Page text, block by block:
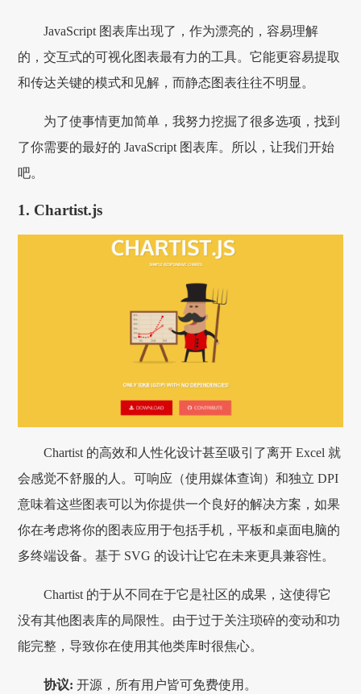
JavaScript 图表库出现了，作为漂亮的，容易理解
的，交互式的可视化图表最有力的工具。它能更容易提取
和传达关键的模式和见解，而静态图表往往不明显。
为了使事情更加简单，我努力挖掘了很多选项，找到
了你需要的最好的 JavaScript 图表库。所以，让我们开始
吧。
1. Chartist.js
Chartist 的高效和人性化设计甚至吸引了离开 Excel 就
会感觉不舒服的人。可响应（使用媒体查询）和独立 DPI
意味着这些图表可以为你提供一个良好的解决方案，如果
你在考虑将你的图表应用于包括手机，平板和桌面电脑的
多终端设备。基于 SVG 的设计让它在未来更具兼容性。
Chartist 的于从不同在于它是社区的成果，这使得它
没有其他图表库的局限性。由于过于关注琐碎的变动和功
能完整，导致你在使用其他类库时很焦心。
协议: 开源，所有用户皆可免费使用。